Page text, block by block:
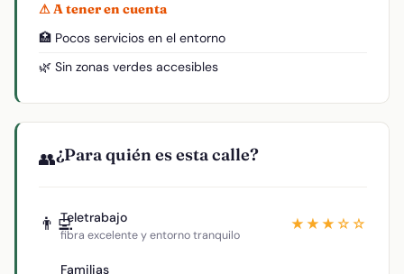
⚠ A tener en cuenta
🏥 Pocos servicios en el entorno
🌿 Sin zonas verdes accesibles
👥¿Para quién es esta calle?
👨‍💻Teletrabajo
fibra excelente y entorno tranquilo
★★★☆☆
Familias